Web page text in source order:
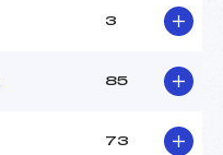
3
85
73